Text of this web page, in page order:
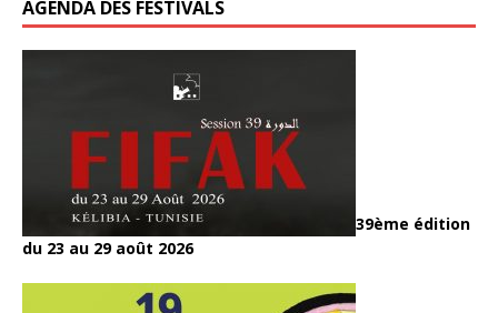
AGENDA DES FESTIVALS
39ème édition
du 23 au 29 août 2026